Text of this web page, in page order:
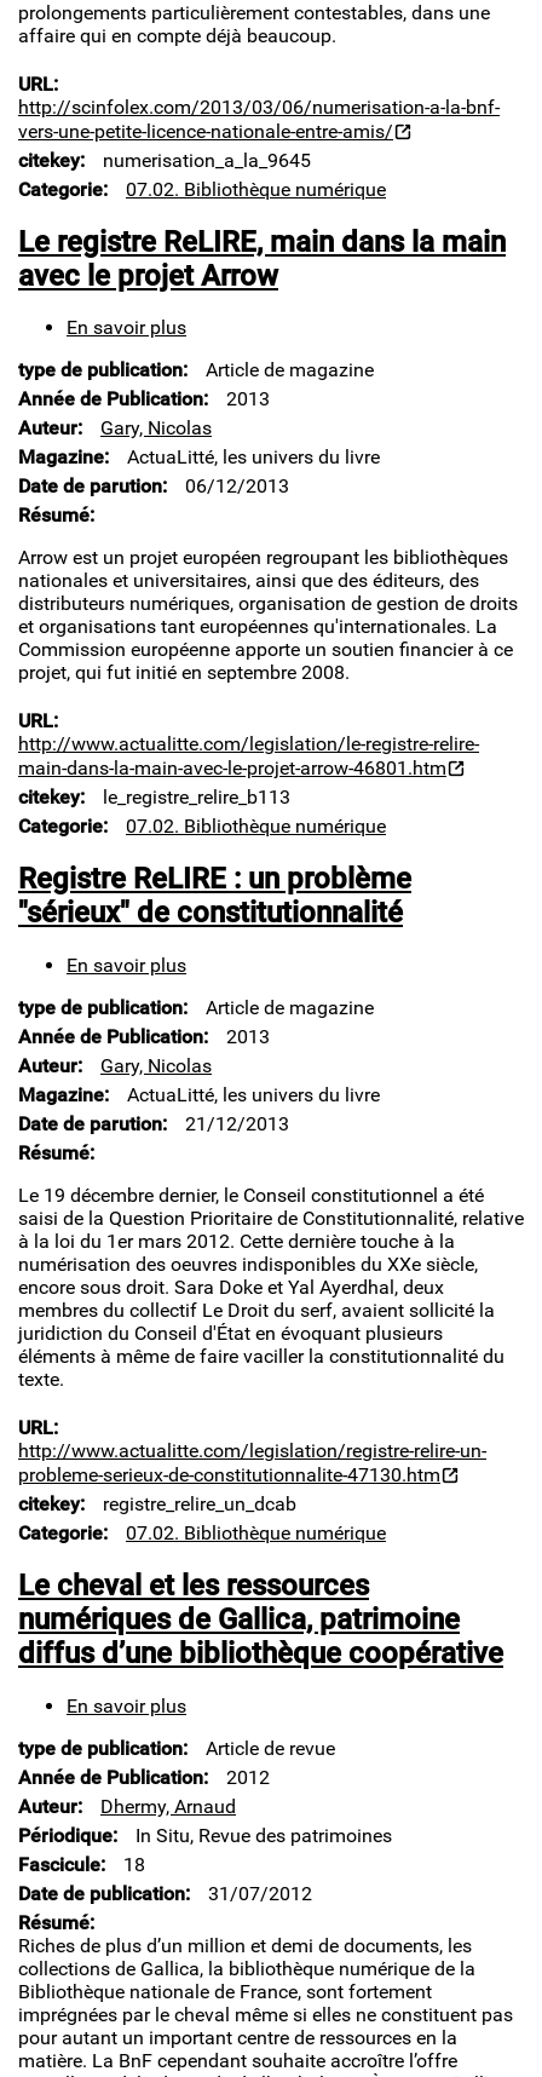
?
prolongements particulièrement contestables, dans une
affaire qui en compte déjà beaucoup.
URL
http://scinfolex.com/2013/03/06/numerisation-a-la-bnf-
vers-une-petite-licence-nationale-entre-amis/
citekey
numerisation_a_la_9645
Categorie
07.02. Bibliothèque numérique
Le registre ReLIRE, main dans la main
avec le projet Arrow
En savoir plus
registre
ReLIRE,
main
dans
la
main
projet
Arrow
type de publication
Article de magazine
Année de Publication
2013
Auteur
Gary, Nicolas
Magazine
ActuaLitté, les univers du livre
Date de parution
06/12/2013
Résumé
Arrow est un projet européen regroupant les bibliothèques
nationales et universitaires, ainsi que des éditeurs, des
distributeurs numériques, organisation de gestion de droits
et organisations tant européennes qu'internationales. La
Commission européenne apporte un soutien financier à ce
projet, qui fut initié en septembre 2008.
URL
http://www.actualitte.com/legislation/le-registre-relire-
main-dans-la-main-avec-le-projet-arrow-46801.htm
citekey
le_registre_relire_b113
Categorie
07.02. Bibliothèque numérique
Registre ReLIRE : un problème
"sérieux" de constitutionnalité
En savoir plus
ReLIRE
:
un
problème
"sérieux"
de
type de publication
Article de magazine
Année de Publication
2013
Auteur
Gary, Nicolas
Magazine
ActuaLitté, les univers du livre
Date de parution
21/12/2013
Résumé
Le 19 décembre dernier, le Conseil constitutionnel a été
saisi de la Question Prioritaire de Constitutionnalité, relative
à la loi du 1er mars 2012. Cette dernière touche à la
numérisation des oeuvres indisponibles du XXe siècle,
encore sous droit. Sara Doke et Yal Ayerdhal, deux
membres du collectif Le Droit du serf, avaient sollicité la
juridiction du Conseil d'État en évoquant plusieurs
éléments à même de faire vaciller la constitutionnalité du
texte.
URL
http://www.actualitte.com/legislation/registre-relire-un-
probleme-serieux-de-constitutionnalite-47130.htm
citekey
registre_relire_un_dcab
Categorie
07.02. Bibliothèque numérique
Le cheval et les ressources
numériques de Gallica, patrimoine
diffus d’une bibliothèque coopérative
En savoir plus
cheval
et
les
ressources
numériques
Gallica,
diffus
d’une
bibliothèque
coopérative
type de publication
Article de revue
Année de Publication
2012
Auteur
Dhermy, Arnaud
Périodique
In Situ, Revue des patrimoines
Fascicule
18
Date de publication
31/07/2012
Résumé
Riches de plus d’un million et demi de documents, les
collections de Gallica, la bibliothèque numérique de la
Bibliothèque nationale de France, sont fortement
imprégnées par le cheval même si elles ne constituent pas
pour autant un important centre de ressources en la
matière. La BnF cependant souhaite accroître l’offre